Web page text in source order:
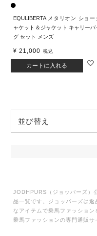
EQULIBERTA メタリオン ショー
ャケット＆ジャケット キャリーバ
グ セット メンズ
¥ 21,000 税込
カートに入れる
並び替え
JODHPURS（ジョッパーズ）
品一覧です。ジョッパーズは
なアイテムで乗馬ファッション
乗馬ファッションの専門通販サ